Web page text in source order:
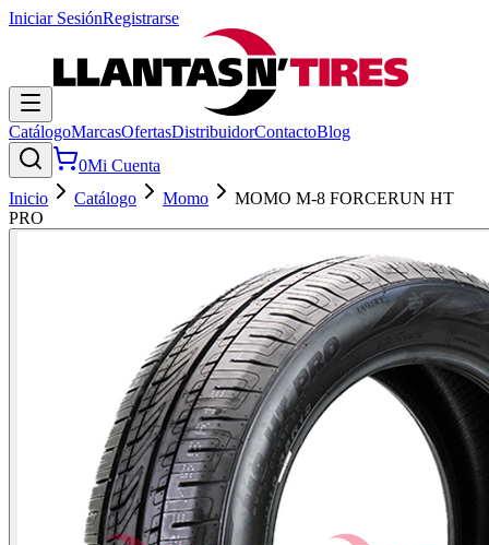
Iniciar SesiónRegistrarse
CatálogoMarcasOfertasDistribuidorContactoBlog
0Mi Cuenta
Inicio
Catálogo Momo
MOMO M-8 FORCERUN HT
PRO